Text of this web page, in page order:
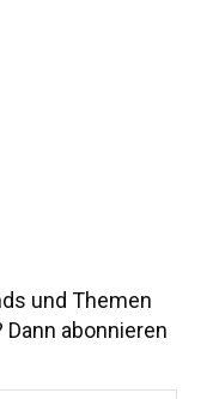
und Themen
abonnieren